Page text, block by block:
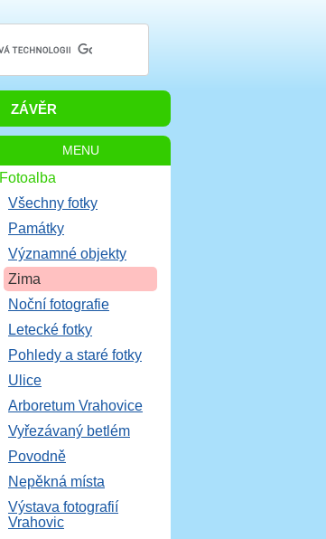
ZÁVĚR
MENU
Fotoalba
Všechny fotky
Památky
Významné objekty
Zima
Noční fotografie
Letecké fotky
Pohledy a staré fotky
Ulice
Arboretum Vrahovice
Vyřezávaný betlém
Povodně
Nepěkná místa
Výstava fotografií
Vrahovic